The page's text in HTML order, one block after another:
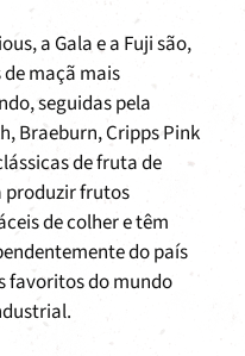
a Gala e a Fuji são,
maçã mais
seguidas pela
Braeburn, Cripps Pink
de fruta de
produzir frutos
de colher e têm
do país
favoritos do mundo